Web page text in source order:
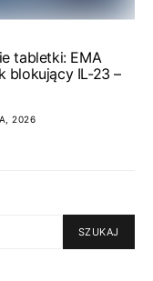
tabletki: EMA
blokujący IL-23 –
2026
SZUKAJ